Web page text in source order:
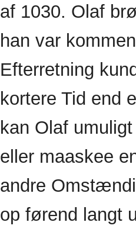
af 1030. Olaf
han var
Efterretning
kortere Tid end
kan Olaf
eller maaskee
andre
op førend langt